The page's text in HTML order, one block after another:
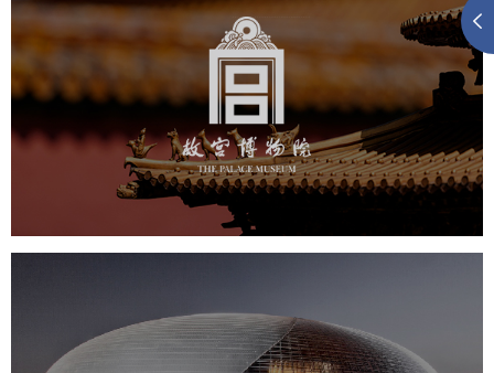
故宫博物院
文化艺术 博物馆 智慧博物馆
博物馆网站建设
景区网站建设
文创商城 万能专题 网站代运营
国家大剧院